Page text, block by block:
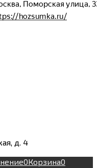
д. 4
0Корзина0